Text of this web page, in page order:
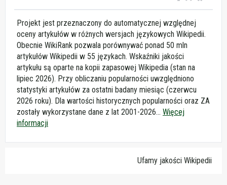
Projekt jest przeznaczony do automatycznej względnej
oceny artykułów w różnych wersjach językowych Wikipedii.
Obecnie WikiRank pozwala porównywać ponad 50 mln
artykułów Wikipedii w 55 językach. Wskaźniki jakości
artykułu są oparte na kopii zapasowej Wikipedia (stan na
lipiec 2026). Przy obliczaniu popularności uwzględniono
statystyki artykułów za ostatni badany miesiąc (czerwcu
2026 roku). Dla wartości historycznych popularności oraz ZA
zostały wykorzystane dane z lat 2001-2026... Więcej
informacji
Ufamy jakości Wikipedii